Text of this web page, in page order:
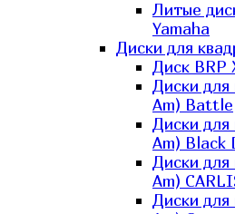
Литые
Yamaha
Диски для
Диск BRP
Диски для
Am) Battle
Диски для
Am) Black
Диски для
Am)
Диски для